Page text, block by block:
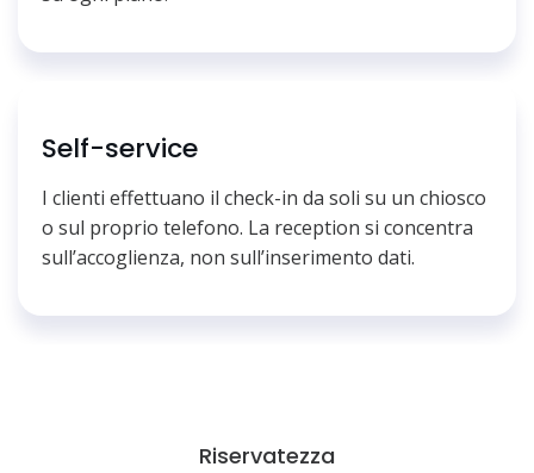
Self-service
I clienti effettuano il check-in da soli su un chiosco
o sul proprio telefono. La reception si concentra
sull’accoglienza, non sull’inserimento dati.
Riservatezza